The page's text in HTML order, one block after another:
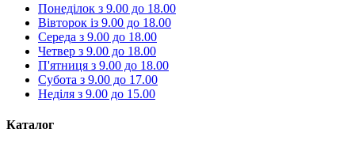
Понеділок з 9.00 до 18.00
Вівторок із 9.00 до 18.00
Середа з 9.00 до 18.00
Четвер з 9.00 до 18.00
П'ятниця з 9.00 до 18.00
Субота з 9.00 до 17.00
Неділя з 9.00 до 15.00
Каталог